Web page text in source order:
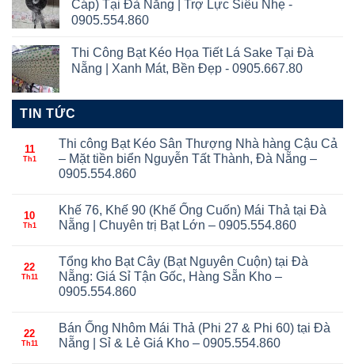
Cáp) Tại Đà Nẵng | Trợ Lực Siêu Nhẹ -
0905.554.860
Thi Công Bạt Kéo Họa Tiết Lá Sake Tại Đà
Nẵng | Xanh Mát, Bền Đẹp - 0905.667.80
TIN TỨC
11
Th1
Thi công Bạt Kéo Sân Thượng Nhà hàng Cậu Cả
– Mặt tiền biển Nguyễn Tất Thành, Đà Nẵng –
0905.554.860
10
Th1
Khế 76, Khế 90 (Khế Ống Cuốn) Mái Thả tại Đà
Nẵng | Chuyên trị Bạt Lớn – 0905.554.860
22
Th11
Tổng kho Bạt Cây (Bạt Nguyên Cuộn) tại Đà
Nẵng: Giá Sỉ Tận Gốc, Hàng Sẵn Kho –
0905.554.860
22
Th11
Bán Ống Nhôm Mái Thả (Phi 27 & Phi 60) tại Đà
Nẵng | Sỉ & Lẻ Giá Kho – 0905.554.860